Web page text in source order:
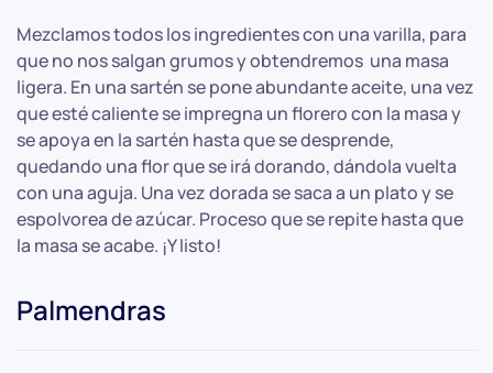
Mezclamos todos los ingredientes con una varilla, para
que no nos salgan grumos y obtendremos una masa
ligera. En una sartén se pone abundante aceite, una vez
que esté caliente se impregna un florero con la masa y
se apoya en la sartén hasta que se desprende,
quedando una flor que se irá dorando, dándola vuelta
con una aguja. Una vez dorada se saca a un plato y se
espolvorea de azúcar. Proceso que se repite hasta que
la masa se acabe. ¡Y listo!
Palmendras